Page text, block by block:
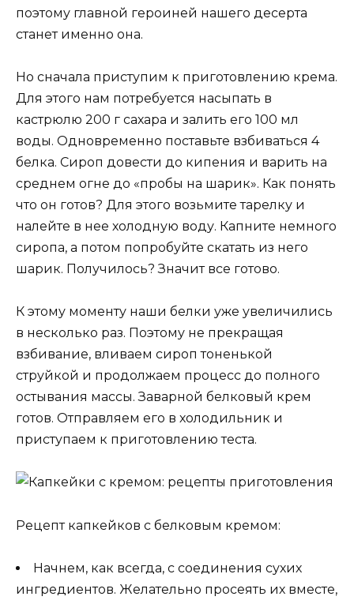
поэтому главной героиней нашего десерта
станет именно она.
Но сначала приступим к приготовлению крема.
Для этого нам потребуется насыпать в
кастрюлю 200 г сахара и залить его 100 мл
воды. Одновременно поставьте взбиваться 4
белка. Сироп довести до кипения и варить на
среднем огне до «пробы на шарик». Как понять
что он готов? Для этого возьмите тарелку и
налейте в нее холодную воду. Капните немного
сиропа, а потом попробуйте скатать из него
шарик. Получилось? Значит все готово.
К этому моменту наши белки уже увеличились
в несколько раз. Поэтому не прекращая
взбивание, вливаем сироп тоненькой
струйкой и продолжаем процесс до полного
остывания массы. Заварной белковый крем
готов. Отправляем его в холодильник и
приступаем к приготовлению теста.
Рецепт капкейков с белковым кремом:
Начнем, как всегда, с соединения сухих
ингредиентов. Желательно просеять их вместе,